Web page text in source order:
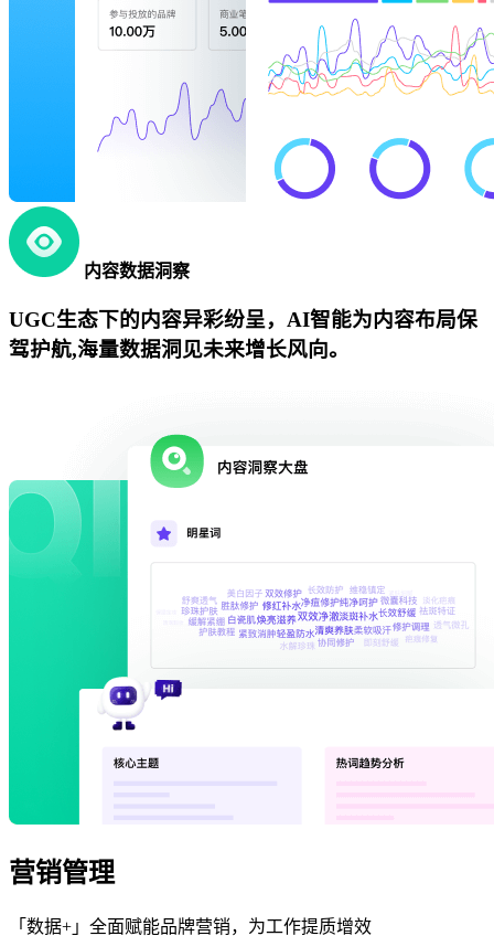
内容数据洞察
UGC生态下的内容异彩纷呈，AI智能为内容布局保
驾护航,海量数据洞见未来增长风向。
营销管理
「数据+」全面赋能品牌营销，为工作提质增效